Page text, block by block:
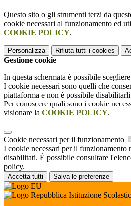
Questo sito o gli strumenti terzi da
cookie necessari al funzionamento ed
COOKIE POLICY.
Personalizza Rifiuta tutti i cookies
Gestione cookie
In questa schermata è possibile
I cookie necessari sono quelli che
piattaforma e non è possibile disabilitarli.
Per conoscere quali sono i cookie
visionare la COOKIE POLICY.
Cookie necessari per il funzionamento
I cookie necessari per il funzionamento
disabilitati. È possibile consultare
policy.
Accetta tutti Salva le preferenze
Istituzione